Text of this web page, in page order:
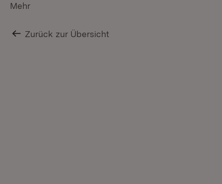
Mehr
Zurück zur Übersicht